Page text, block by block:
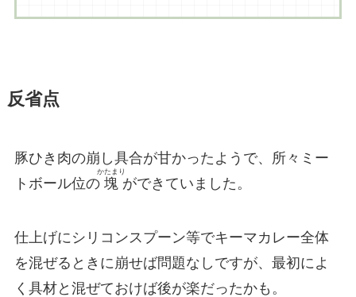
反省点
豚ひき肉の崩し具合が甘かったようで、所々ミー
トボール位の 塊
かたまり
ができていました。
仕上げにシリコンスプーン等でキーマカレー全体
を混ぜるときに崩せば問題なしですが、最初によ
く具材と混ぜておけば後が楽だったかも。